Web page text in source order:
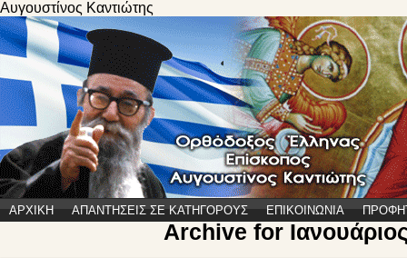
Αυγουστίνος Καντιώτης
ΑΡΧΙΚΗ ΑΠΑΝΤΗΣΕΙΣ ΣΕ ΚΑΤΗΓΟΡΟΥΣ ΕΠΙΚΟΙΝΩΝΙΑ
Archive for